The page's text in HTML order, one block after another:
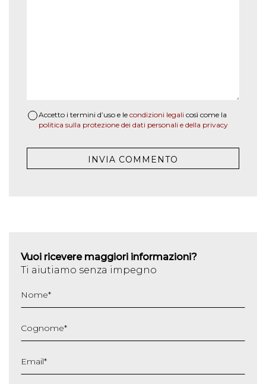
Accetto i termini d’uso e le condizioni legali così come la
politica sulla protezione dei dati personali e della privacy
Vuoi ricevere maggiori informazioni?
Ti aiutiamo senza impegno
Nome*
Cognome*
Email*